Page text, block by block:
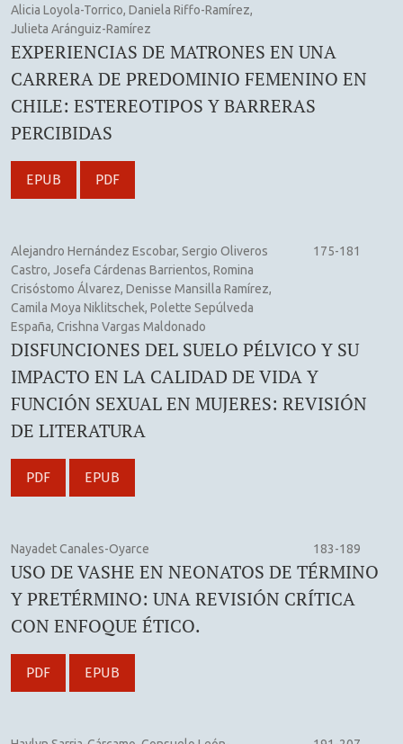
Alicia Loyola-Torrico, Daniela Riffo-Ramírez,
Julieta Aránguiz-Ramírez
EXPERIENCIAS DE MATRONES EN UNA
CARRERA DE PREDOMINIO FEMENINO EN
CHILE: ESTEREOTIPOS Y BARRERAS
PERCIBIDAS
EPUB PDF
Alejandro Hernández Escobar, Sergio Oliveros
Castro, Josefa Cárdenas Barrientos, Romina
Crisóstomo Álvarez, Denisse Mansilla Ramírez,
Camila Moya Niklitschek, Polette Sepúlveda
España, Crishna Vargas Maldonado
175-181
DISFUNCIONES DEL SUELO PÉLVICO Y SU
IMPACTO EN LA CALIDAD DE VIDA Y
FUNCIÓN SEXUAL EN MUJERES: REVISIÓN
DE LITERATURA
PDF EPUB
Nayadet Canales-Oyarce 183-189
USO DE VASHE EN NEONATOS DE TÉRMINO
Y PRETÉRMINO: UNA REVISIÓN CRÍTICA
CON ENFOQUE ÉTICO.
PDF EPUB